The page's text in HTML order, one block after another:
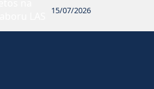
15/07/2026